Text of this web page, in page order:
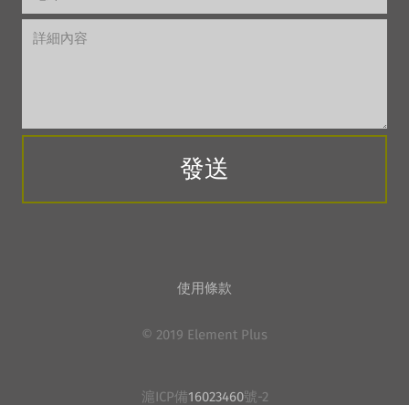
使用條款
© 2019 Element Plus
滬ICP備16023460號-2